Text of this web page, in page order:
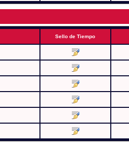
Sello de Tiempo